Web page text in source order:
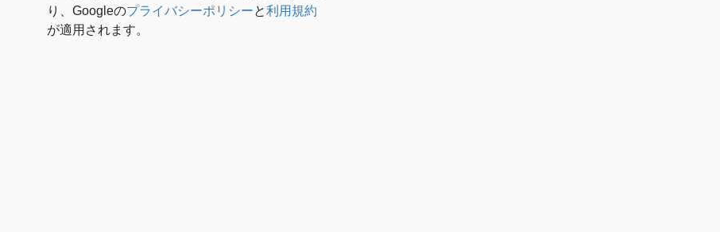
り、Googleのプライバシーポリシーと利用規約
が適用されます。